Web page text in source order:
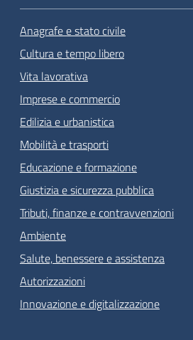
Anagrafe e stato civile
Cultura e tempo libero
Vita lavorativa
Imprese e commercio
Edilizia e urbanistica
Mobilità e trasporti
Educazione e formazione
Giustizia e sicurezza pubblica
Tributi, finanze e contravvenzioni
Ambiente
Salute, benessere e assistenza
Autorizzazioni
Innovazione e digitalizzazione